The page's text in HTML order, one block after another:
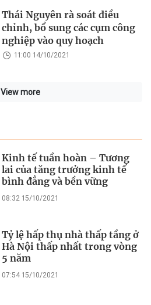
Thái Nguyên rà soát điều
chỉnh, bổ sung các cụm công
nghiệp vào quy hoạch
11:00 14/10/2021
View more
Kinh tế tuần hoàn – Tương
lai của tăng trưởng kinh tế
bình đẳng và bền vững
08:32 15/10/2021
Tỷ lệ hấp thụ nhà thấp tầng ở
Hà Nội thấp nhất trong vòng
5 năm
07:54 15/10/2021